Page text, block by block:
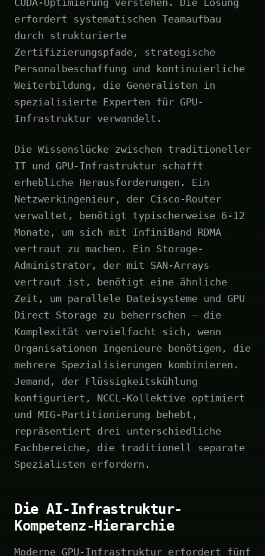
erfordert systematischen Teamaufbau
durch strukturierte
Zertifizierungspfade, strategische
Personalbeschaffung und kontinuierliche
Weiterbildung, die Generalisten in
spezialisierte Experten für GPU-
Infrastruktur verwandelt.
Die Wissenslücke zwischen traditioneller
IT und GPU-Infrastruktur schafft
erhebliche Herausforderungen. Ein
Netzwerkingenieur, der Cisco-Router
verwaltet, benötigt typischerweise 6-12
Monate, um sich mit InfiniBand RDMA
vertraut zu machen. Ein Storage-
Administrator, der mit SAN-Arrays
vertraut ist, benötigt eine ähnliche
Zeit, um parallele Dateisysteme und GPU
Direct Storage zu beherrschen – die
Komplexität vervielfacht sich, wenn
Organisationen Ingenieure benötigen, die
mehrere Spezialisierungen kombinieren.
Jemand, der Flüssigkeitskühlung
konfiguriert, NCCL-Kollektive optimiert
und MIG-Partitionierung behebt,
repräsentiert drei unterschiedliche
Fachbereiche, die traditionell separate
Spezialisten erfordern.
Die AI-Infrastruktur-
Kompetenz-Hierarchie
Moderne GPU-Infrastruktur erfordert fünf